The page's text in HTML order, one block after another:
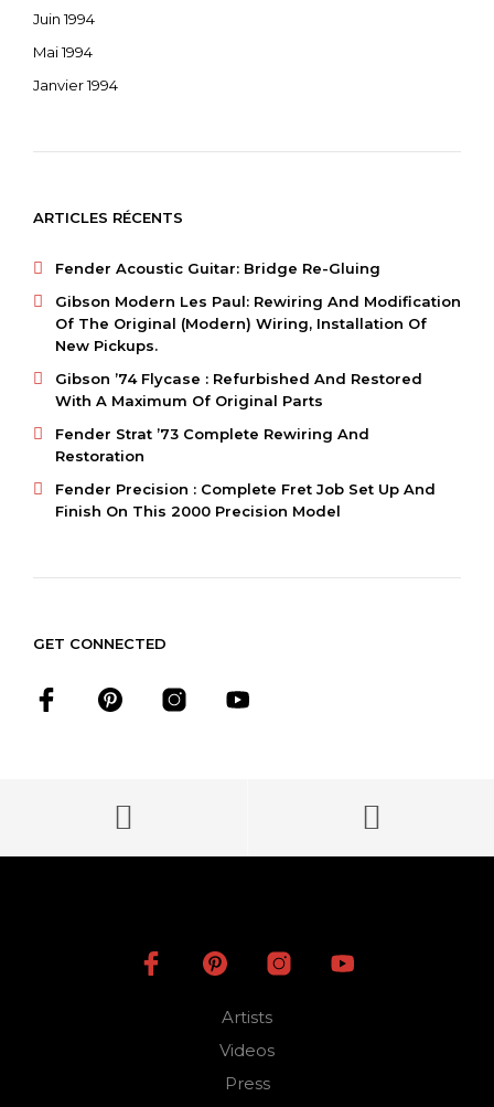
Juin 1994
Mai 1994
Janvier 1994
ARTICLES RÉCENTS
Fender Acoustic Guitar: Bridge Re-Gluing
Gibson Modern Les Paul: Rewiring And Modification
Of The Original (modern) Wiring, Installation Of
New Pickups.
Gibson ’74 Flycase : Refurbished And Restored
With A Maximum Of Original Parts
Fender Strat ’73 Complete Rewiring And
Restoration
Fender Precision : Complete Fret Job Set Up And
Finish On This 2000 Precision Model
GET CONNECTED
Artists
Videos
Press